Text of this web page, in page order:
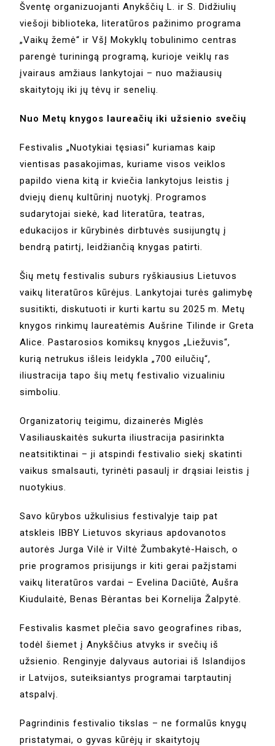
Šventę organizuojanti Anykščių L. ir S. Didžiulių
viešoji biblioteka, literatūros pažinimo programa
„Vaikų žemė“ ir VšĮ Mokyklų tobulinimo centras
parengė turiningą programą, kurioje veiklų ras
įvairaus amžiaus lankytojai – nuo mažiausių
skaitytojų iki jų tėvų ir senelių.
Nuo Metų knygos laureačių iki užsienio svečių
Festivalis „Nuotykiai tęsiasi“ kuriamas kaip
vientisas pasakojimas, kuriame visos veiklos
papildo viena kitą ir kviečia lankytojus leistis į
dviejų dienų kultūrinį nuotykį. Programos
sudarytojai siekė, kad literatūra, teatras,
edukacijos ir kūrybinės dirbtuvės susijungtų į
bendrą patirtį, leidžiančią knygas patirti.
Šių metų festivalis suburs ryškiausius Lietuvos
vaikų literatūros kūrėjus. Lankytojai turės galimybę
susitikti, diskutuoti ir kurti kartu su 2025 m. Metų
knygos rinkimų laureatėmis Aušrine Tilinde ir Greta
Alice. Pastarosios komiksų knygos „Liežuvis“,
kurią netrukus išleis leidykla „700 eilučių“,
iliustracija tapo šių metų festivalio vizualiniu
simboliu.
Organizatorių teigimu, dizainerės Miglės
Vasiliauskaitės sukurta iliustracija pasirinkta
neatsitiktinai – ji atspindi festivalio siekį skatinti
vaikus smalsauti, tyrinėti pasaulį ir drąsiai leistis į
nuotykius.
Savo kūrybos užkulisius festivalyje taip pat
atskleis IBBY Lietuvos skyriaus apdovanotos
autorės Jurga Vilė ir Viltė Žumbakytė-Haisch, o
prie programos prisijungs ir kiti gerai pažįstami
vaikų literatūros vardai – Evelina Daciūtė, Aušra
Kiudulaitė, Benas Bėrantas bei Kornelija Žalpytė.
Festivalis kasmet plečia savo geografines ribas,
todėl šiemet į Anykščius atvyks ir svečių iš
užsienio. Renginyje dalyvaus autoriai iš Islandijos
ir Latvijos, suteiksiantys programai tarptautinį
atspalvį.
Pagrindinis festivalio tikslas – ne formalūs knygų
pristatymai, o gyvas kūrėjų ir skaitytojų